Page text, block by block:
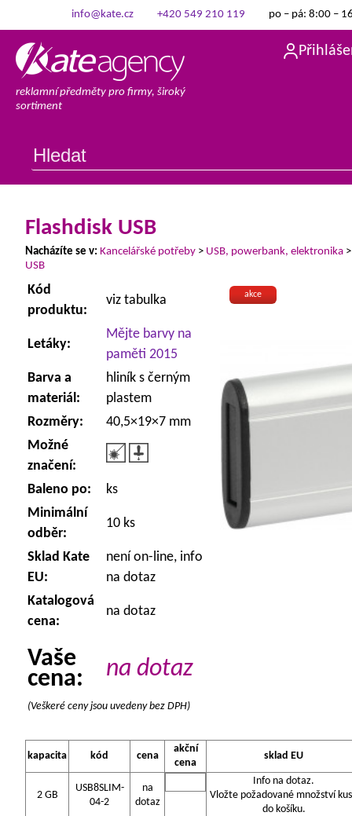
info@kate.cz +420 549 210 119 po – pá: 8:00 –
reklamní předměty pro firmy, široký
sortiment
Flashdisk USB
Nacházíte se v: Kancelářské potřeby > USB, powerbank, elektronika
USB
akce
Kód
produktu:
viz tabulka
Letáky:
Mějte barvy na
paměti 2015
Barva a
materiál:
hliník s černým
plastem
Rozměry:
40,5×19×7 mm
Možné
značení:
Baleno po:
ks
Minimální
odběr:
10 ks
Sklad Kate
EU:
není on-line, info
na dotaz
Katalogová
cena:
na dotaz
Vaše
cena:
na dotaz
(Veškeré ceny jsou uvedeny bez DPH)
kapacita kód cena
akční
cena
sklad EU
2 GB
USB8SLIM-
04-2
na
dotaz
Info na dotaz.
Vložte požadované množství
do košíku.